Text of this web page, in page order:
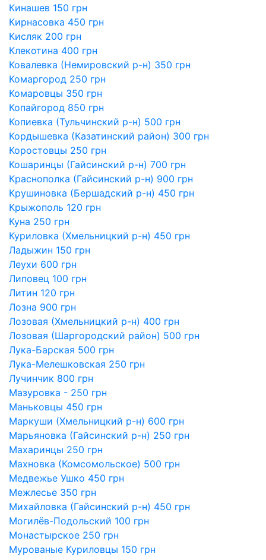
Кинашев 150 грн
Кирнасовка 450 грн
Кисляк 200 грн
Клекотина 400 грн
Ковалевка (Немировский р-н) 350 грн
Комаргород 250 грн
Комаровцы 350 грн
Копайгород 850 грн
Копиевка (Тульчинский р-н) 500 грн
Кордышевка (Казатинский район) 300 грн
Коростовцы 250 грн
Кошаринцы (Гайсинский р-н) 700 грн
Краснополка (Гайсинский р-н) 900 грн
Крушиновка (Бершадский р-н) 450 грн
Крыжополь 120 грн
Куна 250 грн
Куриловка (Хмельницкий р-н) 450 грн
Ладыжин 150 грн
Леухи 600 грн
Липовец 100 грн
Литин 120 грн
Лозна 900 грн
Лозовая (Хмельницкий р-н) 400 грн
Лозовая (Шаргородский район) 500 грн
Лука-Барская 500 грн
Лука-Мелешковская 250 грн
Лучинчик 800 грн
Мазуровка - 250 грн
Маньковцы 450 грн
Маркуши (Хмельницкий р-н) 600 грн
Марьяновка (Гайсинский р-н) 250 грн
Махаринцы 250 грн
Махновка (Комсомольское) 500 грн
Медвежье Ушко 450 грн
Межлесье 350 грн
Михайловка (Гайсинский р-н) 450 грн
Могилёв-Подольский 100 грн
Монастырское 250 грн
Мурованые Куриловцы 150 грн